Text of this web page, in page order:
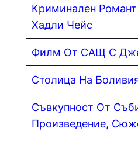
Криминален
Хадли Чейс
Филм От САЩ С
Столица На
Съвкупност От
Произведение,